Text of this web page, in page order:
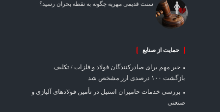
سنت قدیمی مهریه چگونه به نقطه بحران رسید؟
حمایت از صنایع
خبر مهم برای صادرکنندگان فولاد و فلزات / تکلیف
بازگشت ۱۰۰ درصدی ارز مشخص شد
بررسی خدمات حامیران استیل در تأمین فولادهای آلیاژی و
صنعتی